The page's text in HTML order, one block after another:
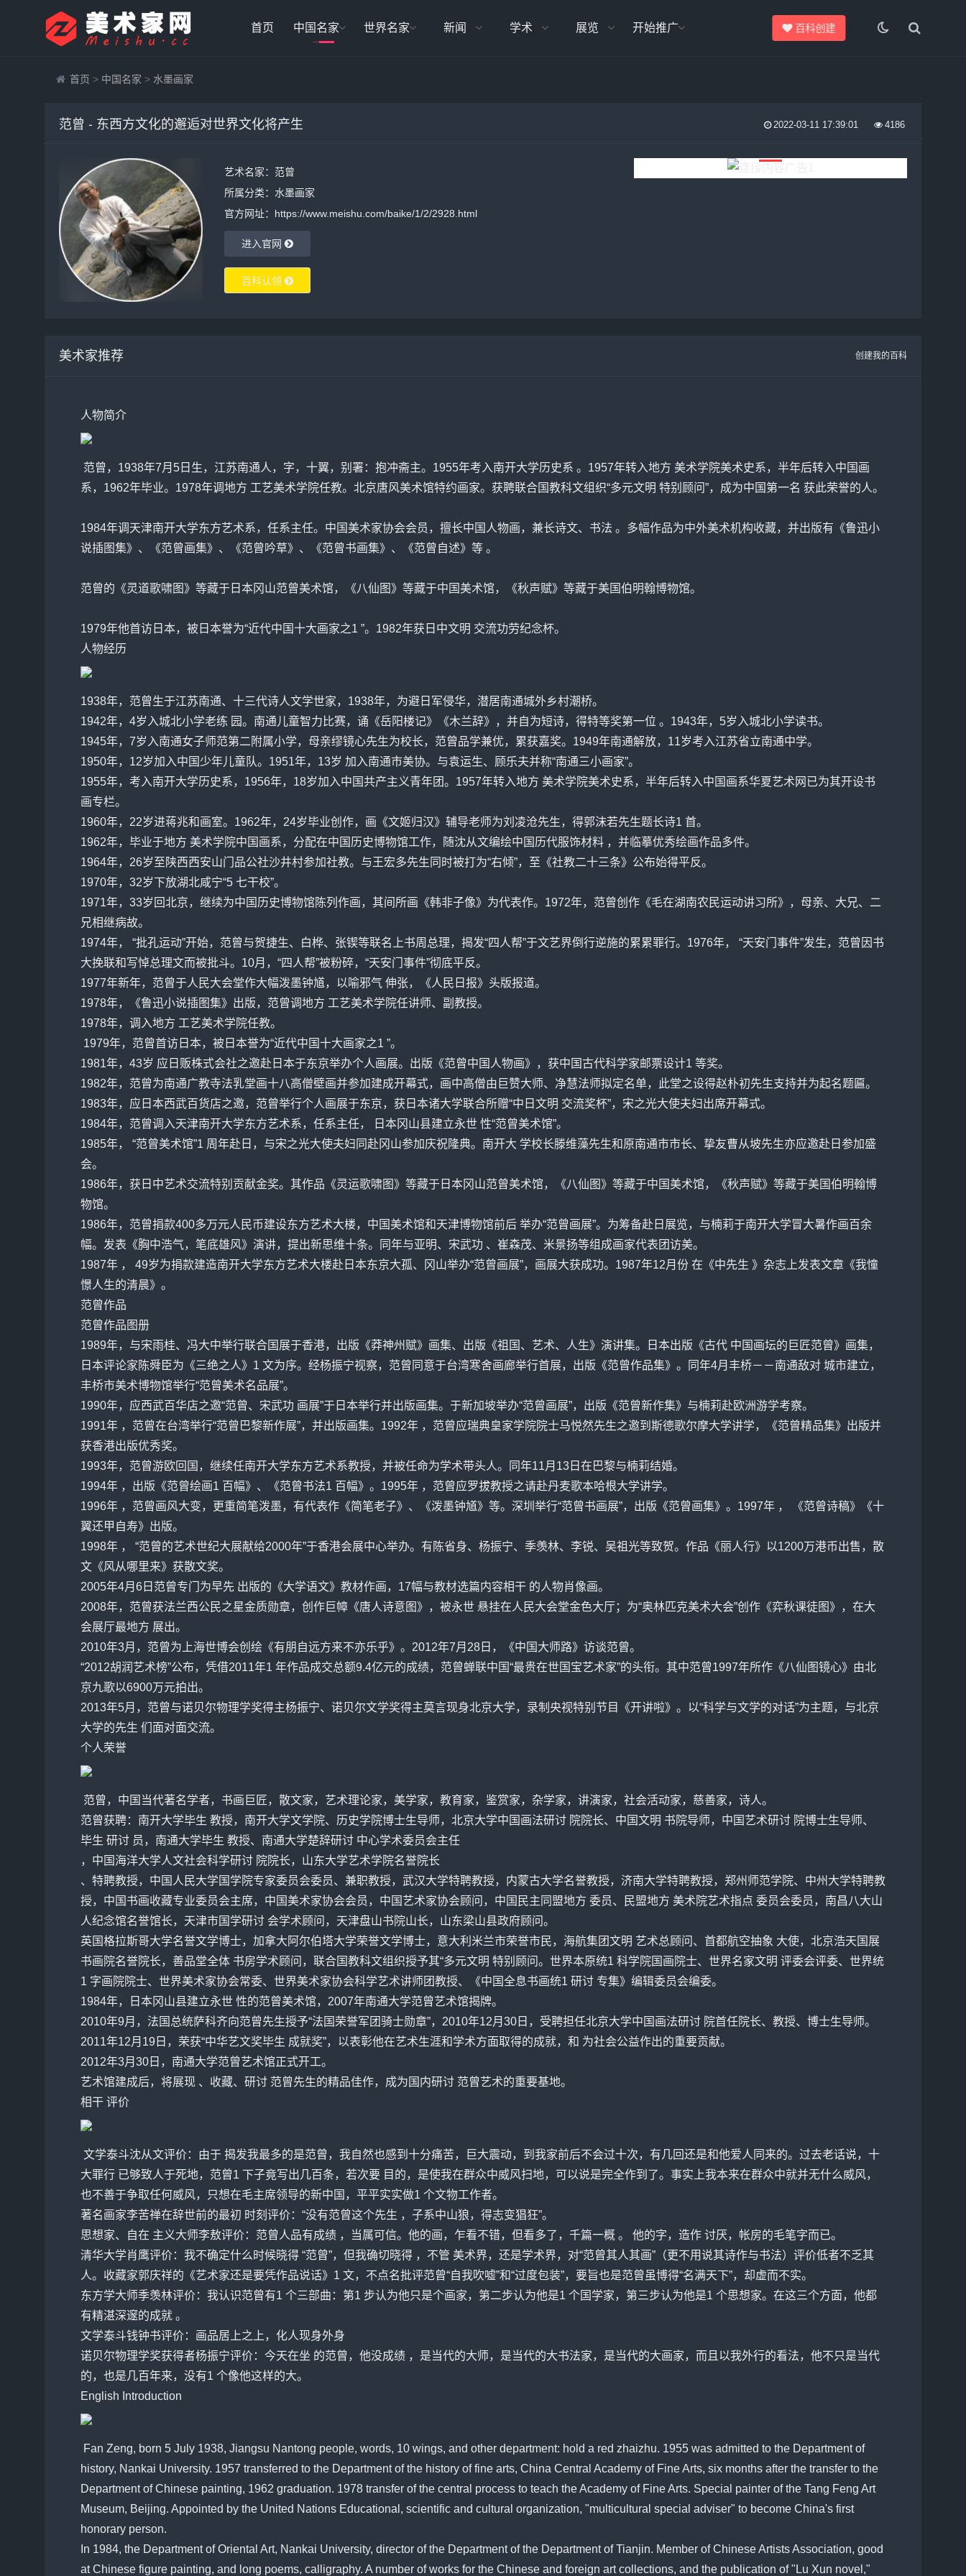
首页 中国名家 世界名家 新闻 学术 展览 开始推广 百科创建
首页 > 中国名家 > 水墨画家
范曾 - 东西方文化的邂逅对世界文化将产生 2022-03-11 17:39:01 4186
艺术名家：范曾
所属分类： 水墨画家
官方网址：https://www.meishu.com/baike/1/2/2928.html
进入官网
百科认领
美术家推荐 创建我的百科
人物简介
范曾 ，1938年7月5日生，江苏南通人，字，十翼，别署：抱冲斋主。1955年考入南开大学历史系 。1957年转入地方 美术学院美术史系，半年后转入中国画
系，1962年毕业。1978年调地方 工艺美术学院任教。北京唐风美术馆特约画家。获聘联合国教科文组织“多元文明 特别顾问”，成为中国第一名 获此荣誉的人。
1984年调天津南开大学东方艺术系，任系主任。中国美术家协会会员，擅长中国人物画，兼长诗文、书法 。多幅作品为中外美术机构收藏，并出版有《鲁迅小
说插图集》、《范曾画集》、《范曾 吟草》、《范曾书画集》、《范曾自述》等 。
范曾的《灵道歌啸图》等藏于日本冈山范曾美术馆，《八仙图》等藏于中国美术馆，《秋声赋》等藏于美国伯明翰博物馆。
1979年他首访日本，被日本誉为“近代中国十大画家之1 ”。1982年获日中文明 交流功劳纪念杯。
人物经历
1938年， 范曾生于江苏南通、十三代诗人文学世家，1938年，为避日军侵华，潜居南通城外乡村潮桥。
1942年，4岁入城北小学老练 园。南通儿童智力比赛，诵《岳阳楼记》《木兰辞》，并自为短诗，得特等奖第一位 。1943年，5岁入城北小学读书。
1945年，7岁入南通女子师范第二附属小学，母亲缪镜心先生为校长， 范曾品学兼优，累获嘉奖。1949年南通解放，11岁考入江苏省立南通中学。
1950年，12岁加入中国少年儿童队。1951年，13岁 加入南通市美协。与袁运生、顾乐夫并称“南通三小画家”。
1955年，考入南开大学历史系，1956年，18岁加入中国共产主义青年团。1957年转入地方 美术学院美术史系，半年后转入中国画系华夏艺术网已为其开设书
画专栏。
1960年，22岁进蒋兆和画室。1962年，24岁毕业创作，画《文姬归汉》辅导老师为刘凌沧先生，得郭沫若先生题长诗1 首。
1962年，毕业于地方 美术学院中国画系，分配在中国历史博物馆工作，随沈从文编绘中国历代服饰材料 ，并临摹优秀绘画作品多件。
1964年，26岁至陕西西安山门品公社沙井村参加社教。与王宏多先生同时被打为“右倾”，至《社教二十三条》公布始得平反。
1970年，32岁下放湖北咸宁“5 七干校”。
1971年，33岁回北京，继续为中国历史博物馆陈列作画，其间所画《韩非子像》为代表作。1972年， 范曾创作《毛在湖南农民运动讲习所》，母亲、大兄、二
兄相继病故。
1974年， “批孔运动”开始， 范曾与贺捷生、白桦、张锲等联名上书周总理，揭发“四人帮”于文艺界倒行逆施的累累罪行。1976年， “天安门事件”发生，范曾因书
大挽联和写悼总理文而被批斗。10月，“四人帮”被粉碎，“天安门事件”彻底平反。
1977年新年，范曾于人 民大会堂作大幅泼墨钟馗，以喻邪气 伸张，《人民日报》头版报道。
1978年，《鲁迅小说插图集》出版，范曾调地方 工艺美术学院任讲师、副教授。
1978年，调入地方 工艺美术学院任教。
1979年，范曾首访日本，被日本誉为“近代中国十大画家之1 ”。
1981年，43岁 应日贩株式会社之邀赴日本于东京举办个人画展。出版《范曾中国人物画》，获中国古代科学家邮票设计1 等奖。
1982年，范曾为南通广教寺法乳堂画十八高僧壁画并参加建成开幕式，画中高僧由巨赞大师、净慧法师拟定名单，此堂之设得赵朴初先生支持并为起名题匾。
1983年，应日本西武百货店之邀，范曾举行个人画展于东京，获日本诸大学联合所赠“中日文明 交流奖杯”，宋之光大使夫妇出席开幕式。
1984年，范曾调入天津南开大学东方艺术系，任系主任， 日本冈山县建立永世 性“范曾美术馆”。
1985年， “范曾美术馆”1 周年赴日，与宋之光大使夫妇同赴冈山参加庆祝隆典。南开大 学校长滕维藻先生和原南通市市长、挚友曹从坡先生亦应邀赴日参加盛
会。
1986年，获日中艺术交流特别贡献金奖。其作品《灵运歌啸图》等藏于日本冈山范曾美术馆，《八仙图》等藏于中国美术馆，《秋声赋》等藏于美国伯明翰博
物馆。
1986年，范曾捐款400多万元人民币建设东方艺术大楼，中国美术馆和天津博物馆前后 举办“范曾画展”。为筹备赴日展览，与楠莉于南开大学冒大暑作画百余
幅。发表《胸中浩气，笔底雄风》演讲，提出新思维十条。同年与亚明、 宋武功 、崔森茂、 米景扬等组成画家代表团访美。
1987年 ， 49岁为捐款建造南开大学东方艺术大楼赴日本东京大孤、冈山举办“范曾画展”，画展大获成功。1987年12月份 在《中先生 》杂志上发表文章《我憧
憬人生的清晨》。
范曾作品
范曾作品图册
1989年，与宋雨桂、 冯大中举行联合国展于香港，出版《莽神州赋》画集、出版《祖国、艺术、人生》演讲集。日本出版《古代 中国画坛的巨匠范曾》画集，
日本评论家陈舜臣为《三绝之人》1 文为序。经杨振宁视察，范曾同意于台湾寒舍画廊举行首展，出版《范曾作品集》。同年4月丰桥－－南通敌对 城市建立，
丰桥市美术博物馆举行“范曾美术名品展”。
1990年，应西武百华店之邀“范曾、 宋武功 画展”于日本举行并出版画集。于新加坡举办“范曾画展”，出版《范曾新作集》与楠莉赴欧洲游学考察。
1991年 ，范曾在台湾举行“范曾巴黎新作展”，并出版画集。1992年 ，范曾应瑞典皇家学院院士马悦然先生之邀到斯德歌尔摩大学讲学，《范曾精品集》出版并
获香港出版优秀奖。
1993年，范曾游欧回国，继续任南开大学东方艺术系教授，并被任命为学术带头人。同年11月13日在巴黎与楠莉结婚。
1994年 ，出版《范曾绘画1 百幅》、《范曾书法1 百幅》。1995年 ，范曾应罗拔教授之请赴丹麦歌本哈根大学讲学。
1996年 ，范曾画风大变，更重简笔泼墨，有代表作《简笔老子》、《泼墨钟馗》等。深圳举行“范曾书画展”，出版《范曾画集》。1997年 ， 《范曾诗稿》《十
翼还甲自寿》出版。
1998年 ， “范曾的艺术世纪大展献给2000年”于香港会展中心举办。有陈省身、 杨振宁、季羡林、李锐、 吴祖光等致贺。作品《丽人行》以1200万港币出售，散
文《风从哪里来》获散文奖。
2005年4月6日范曾专门为早先 出版的《大学语文》教材作画，17幅与教材选篇内容相干 的人物肖像画。
2008年，范曾获法兰西公民之星金质勋章，创作巨幛《唐人诗意图》，被永世 悬挂在人民大会堂金色大厅；为“奥林匹克美术大会”创作《弈秋课徒图》，在大
会展厅最地方 展出。
2010年3月，范曾为上海世博会创绘《有朋自远方来不亦乐乎》。2012年7月28日，《中国大师路》访谈范曾。
“2012胡润艺术榜”公布，凭借2011年1 年作品成交总额9.4亿元的成绩，范曾蝉联中国“最贵在世国宝艺术家”的头衔。其中范曾1997年所作《八仙图镜心》由北
京九歌以6900万元拍出。
2013年5月，范曾与诺贝尔物理学奖得主杨振宁、诺贝尔文学奖得主莫言现身北京大学，录制央视特别节目《开讲啦》。以“科学与文学的对话”为主题，与北京
大学的先生 们面对面交流。
个人荣誉
范曾 ，中国当代著名学者，书画巨匠，散文家，艺术理论家，美学家，教育家，鉴赏家，杂学家，讲演家，社会活动家，慈善家，诗人。
范曾获聘：南开大学毕生 教授，南开大学文学院、历史学院博士生导师，北京大学中国画法研讨 院院长、中国文明 书院导师，中国艺术研讨 院博士生导师、
毕生 研讨 员，南通大学毕生 教授、南通大学楚辞研讨 中心学术委员会主任
，中国海洋大学人文社会科学研讨 院院长，山东大学艺术学院名誉院长
、特聘教授，中国人民大学国学院专家委员会委员、兼职教授，武汉大学特聘教授，内蒙古大学名誉教授，济南大学特聘教授，郑州师范学院、中州大学特聘教
授，中国书画收藏专业委员会主席，中国美术家协会会员，中国艺术家协会顾问，中国民主同盟地方 委员、民盟地方 美术院艺术指点 委员会委员，南昌八大山
人纪念馆名誉馆长，天津市国学研讨 会学术顾问，天津盘山书院山长，山东梁山县政府顾问。
英国格拉斯哥大学名誉文学博士，加拿大 阿尔伯塔大学荣誉文学博士，意大利米兰市荣誉市民，海航集团文明 艺术总顾问、首都航空抽象 大使，北京浩天国展
书画院名誉院长，善品堂全体 书房学术顾问，联合国教科文组织授予其“多元文明 特别顾问。世界本原统1 科学院国画院士、世界名家文明 评委会评委、世界统
1 字画院院士、世界美术家协会常委、世界美术家协会科学艺术讲师团教授、《中国全息书画统1 研讨 专集》编辑委员会编委。
1984年，日本冈山县建立永世 性的范曾美术馆，2007年南通大学范曾艺术馆揭牌。
2010年9月，法国总统萨科齐向范曾先生授予“法国荣誉军团骑士勋章”，2010年12月30日，受聘担任北京大学中国画法研讨 院首任院长、教授、博士生导师。
2011年12月19日，荣获“中华艺文奖毕生 成就奖”，以表彰他在艺术生涯和学术方面取得的成就，和 为社会公益作出的重要贡献。
2012年3月30日，南通大学范曾艺术馆正式开工。
艺术馆建成后，将展现 、收藏、研讨 范曾先生的精品佳作，成为国内研讨 范曾艺术的重要基地。
相干 评价
文学泰斗沈从文评价：由于 揭发我最多的是范曾 ，我自然也感到十分痛苦，巨大震动，到我家前后不会过十次，有几回还是和他爱人同来的。过去老话说，十
大罪行 已够致人于死地， 范曾1 下子竟写出几百条，若次要 目的，是使我在群众中威风扫地，可以说是完全作到了。事实上我本来在群众中就并无什么威风，
也不善于争取任何威风，只想在毛主席领导的新中国，平平实实做1 个文物工作者。
著名画家李苦禅在辞世前的最初 时刻评价：“没有范曾这个先生 ，子系中山狼，得志变猖狂”。
思想家、自在 主义大师李敖评价： 范曾 人品有成绩 ，当属可信。他的画，乍看不错，但看多了，千篇一概 。 他的字，造作 讨厌，帐房的毛笔字而已。
清华大学肖鹰评价：我不确定什么时候晓得 “范曾”，但我确切晓得 ，不管 美术界，还是学术界，对“范曾其人其画”（更不用说其诗作与书法）评价低者不乏其
人。收藏家郭庆祥的《艺术家还是要凭作品说话》1 文，不点名批评范曾“自我吹嘘”和“过度包装”，要旨也是范曾虽博得“名满天下”，却虚而不实。
东方学大师季羡林评价：我认识范曾有1 个三部曲：第1 步认为他只是个画家，第二步认为他是1 个国学家，第三步认为他是1 个思想家。在这三个方面，他都
有精湛深邃的成就 。
文学泰斗钱钟书评价：画品居上之上，化人现身外身
诺贝尔物理学奖获得者杨振宁评价：今天在坐 的范曾，他没成绩 ，是当代的大师，是当代的大书法家，是当代的大画家，而且以我外行的看法，他不只是当代
的，也是几百年来，没有1 个像他这样的大。
English Introduction
Fan Zeng, born 5 July 1938, Jiangsu Nantong people, words, 10 wings, and other department: hold a red zhaizhu. 1955 was admitted to the Department of
history, Nankai University. 1957 transferred to the Department of the history of fine arts, China Central Academy of Fine Arts, six months after the transfer to the
Department of Chinese painting, 1962 graduation. 1978 transfer of the central process to teach the Academy of Fine Arts. Special painter of the Tang Feng Art
Museum, Beijing. Appointed by the United Nations Educational, scientific and cultural organization, "multicultural special adviser" to become China's first
honorary person.
In 1984, the Department of Oriental Art, Nankai University, director of the Department of the Department of Tianjin. Member of Chinese Artists Association, good
at Chinese figure painting, and long poems, calligraphy. A number of works for the Chinese and foreign art collections, and the publication of "Lu Xun novel,"